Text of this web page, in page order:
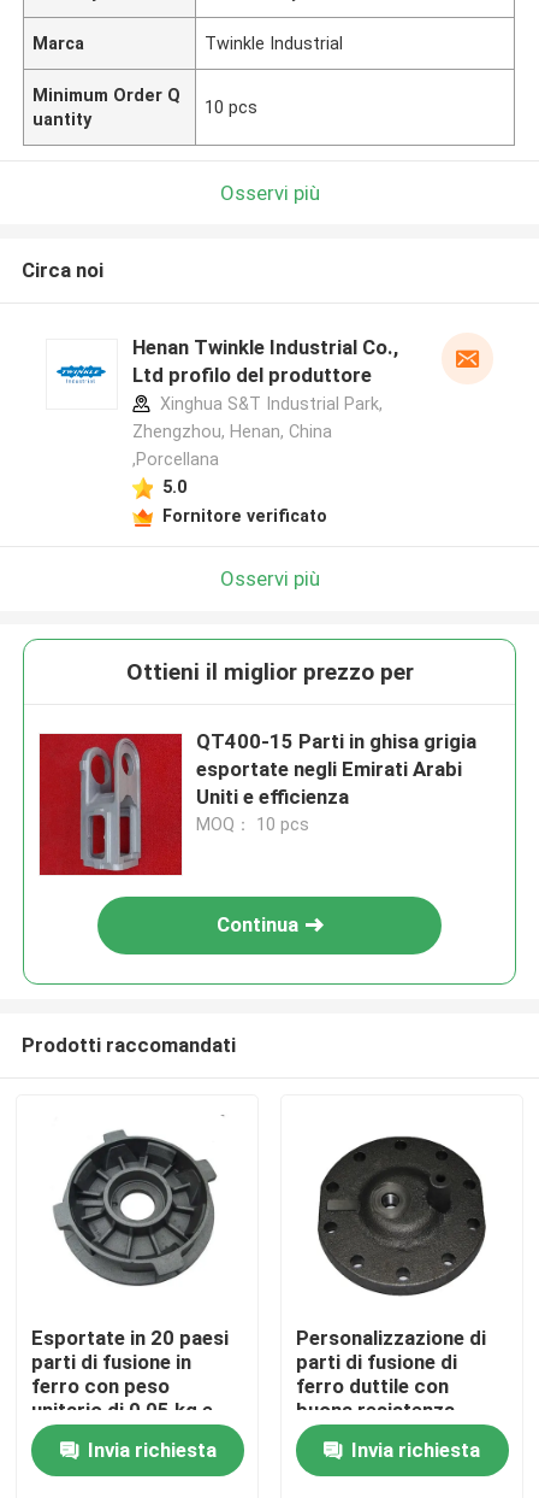
Casa
Marca Twinkle Industrial
Minimum Order Q
uantity
10 pcs
Osservi più
Circa noi
Henan Twinkle Industrial Co.,
Ltd profilo del produttore
Xinghua S&T Industrial Park,
Zhengzhou, Henan, China
,Porcellana
5.0
Fornitore verificato
Osservi più
Ottieni il miglior prezzo per
QT400-15 Parti in ghisa grigia
esportate negli Emirati Arabi
Uniti e efficienza
MOQ： 10 pcs
Continua
Prodotti raccomandati
Esportate in 20 paesi
parti di fusione in
ferro con peso
unitario di 0,05 kg e
tolleranza CT6-CT8
Invia richiesta
Personalizzazione di
parti di fusione di
ferro duttile con
buona resistenza
all'usura
Invia richiesta